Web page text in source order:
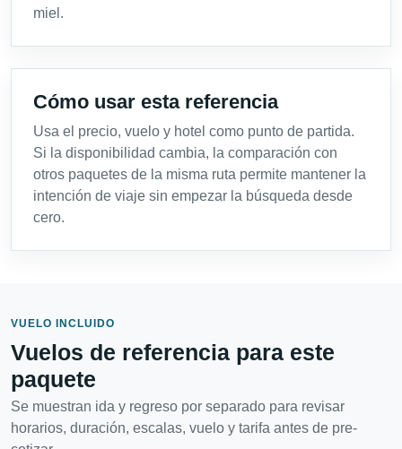
miel.
Cómo usar esta referencia
Usa el precio, vuelo y hotel como punto de partida.
Si la disponibilidad cambia, la comparación con
otros paquetes de la misma ruta permite mantener la
intención de viaje sin empezar la búsqueda desde
cero.
VUELO INCLUIDO
Vuelos de referencia para este
paquete
Se muestran ida y regreso por separado para revisar
horarios, duración, escalas, vuelo y tarifa antes de pre-